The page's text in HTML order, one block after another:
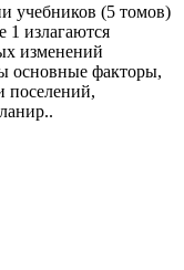
учебников (5 томов)
1 излагаются
изменений
основные факторы,
поселений,